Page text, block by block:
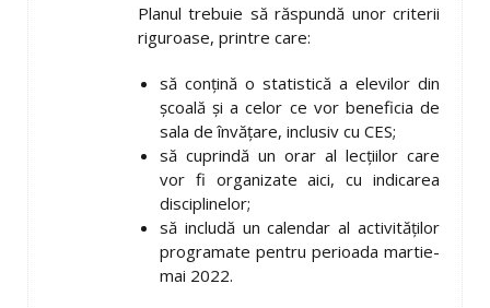
Planul trebuie să răspundă unor criterii
riguroase, printre care:
să conțină o statistică a elevilor din
școală și a celor ce vor beneficia de
sala de învățare, inclusiv cu CES;
să cuprindă un orar al lecțiilor care
vor fi organizate aici, cu indicarea
disciplinelor;
să includă un calendar al activităților
programate pentru perioada martie-
mai 2022.